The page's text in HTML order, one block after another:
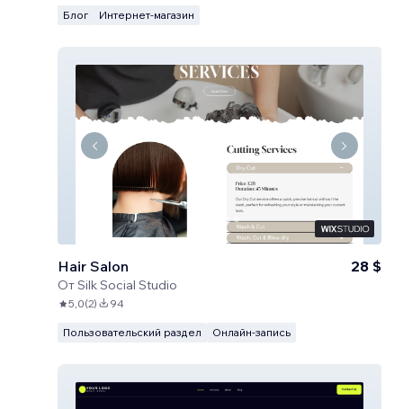
Блог Интернет-магазин
Hair Salon
ОтSilk Social Studio
28 $
5,0(2) 94
Пользовательский раздел Онлайн-запись